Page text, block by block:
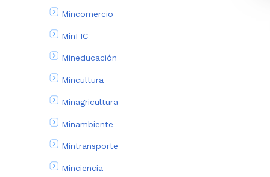
Mincomercio
MinTIC
Mineducación
Mincultura
Minagricultura
Minambiente
Mintransporte
Minciencia